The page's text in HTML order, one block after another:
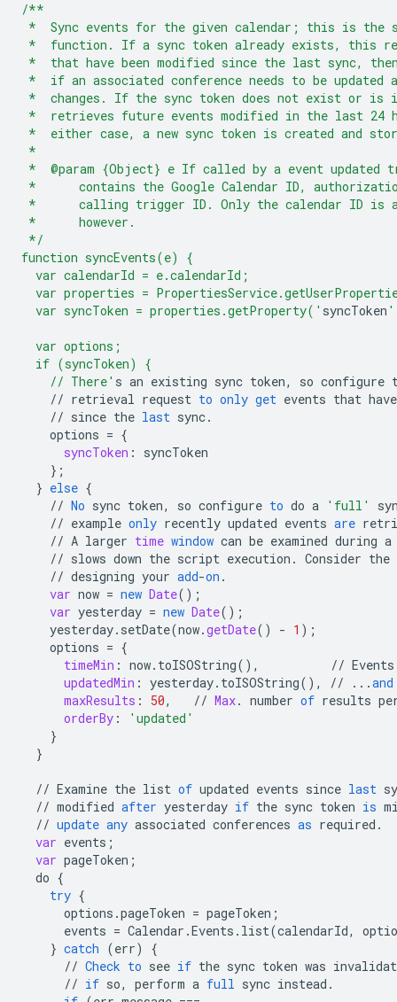
/**
*  Sync events for the given calendar; this is the
*  function. If a sync token already exists, this
*  that have been modified since the last sync,
*  if an associated conference needs to be updated
*  changes. If the sync token does not exist or
*  retrieves future events modified in the last 24
*  either case, a new sync token is created and
*
*  @param {Object} e If called by a event
*      contains the Google Calendar ID,
*      calling trigger ID. Only the calendar ID is
*      however.
*/
function syncEvents(e) {
  var calendarId = e.calendarId;
var properties =
  var syncToken = properties.getProperty('
syncToken
  var options;
  if (syncToken) {
    // There'
s an existing sync token, so configure
// retrieval request to only get events that have
// since the last sync.
options = {
syncToken :
syncToken
} ;
} else {
// No sync token, so configure to do a 'full'
// example only recently updated events are
// A larger time window can be examined during a
// slows down the script execution . Consider the
// designing your add-on .
var now = new Date();
var yesterday = new Date();
yesterday. setDate(now.getDate() - 1 );
options = {
timeMin : now. toISOString(), // Events
updatedMin : yesterday. toISOString(), // ...and
maxResults : 50, // Max. number of results
orderBy :
'updated'
}
}
// Examine the list of updated events since last
// modified after yesterday if the sync token is
// update any associated conferences as required .
var events ;
var pageToken ;
do {
try {
options .pageToken = pageToken ;
events = Calendar .Events . list(calendarId,
} catch (err)
{
// Check to see if the sync token was
// if so, perform a full sync instead .